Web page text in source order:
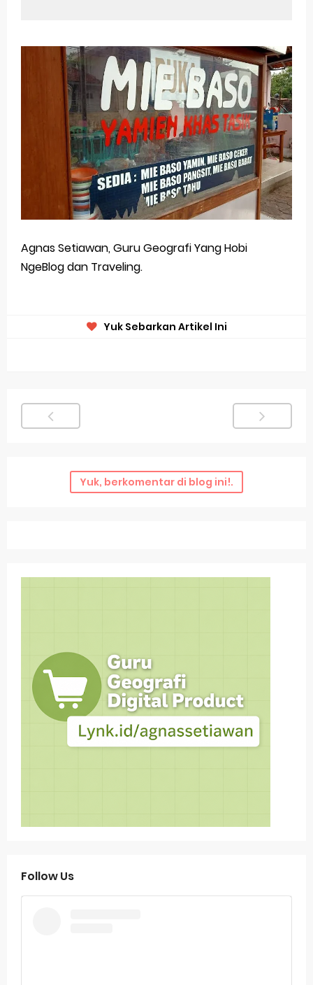
Agnas Setiawan, Guru Geografi Yang Hobi
NgeBlog dan Traveling.
Yuk Sebarkan Artikel Ini
Yuk, berkomentar di blog ini!.
Follow Us